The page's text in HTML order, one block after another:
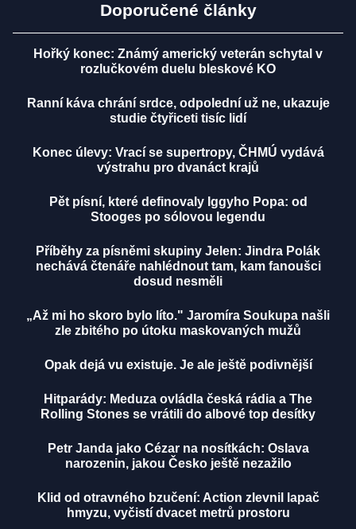
Doporučené články
Hořký konec: Známý americký veterán schytal v
rozlučkovém duelu bleskové KO
Ranní káva chrání srdce, odpolední už ne, ukazuje
studie čtyřiceti tisíc lidí
Konec úlevy: Vrací se supertropy, ČHMÚ vydává
výstrahu pro dvanáct krajů
Pět písní, které definovaly Iggyho Popa: od
Stooges po sólovou legendu
Příběhy za písněmi skupiny Jelen: Jindra Polák
nechává čtenáře nahlédnout tam, kam fanoušci
dosud nesměli
„Až mi ho skoro bylo líto." Jaromíra Soukupa našli
zle zbitého po útoku maskovaných mužů
Opak dejá vu existuje. Je ale ještě podivnější
Hitparády: Meduza ovládla česká rádia a The
Rolling Stones se vrátili do albové top desítky
Petr Janda jako Cézar na nosítkách: Oslava
narozenin, jakou Česko ještě nezažilo
Klid od otravného bzučení: Action zlevnil lapač
hmyzu, vyčistí dvacet metrů prostoru